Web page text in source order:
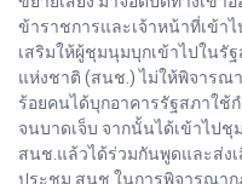
ข้าราชการและเจ้าหน้าที่เข้า
เสริมให้ผู้ชุมนุมบุกเข้าไปใน
แห่งชาติ (สนช.) ไม่ให้พิจารณ
ร้อยคนได้บุกอาคารรัฐสภาใช้
จนบาดเจ็บ จากนั้นได้เข้าไป
สนช.แล้วได้ร่วมกันพูดและส่ง
ประชุม สนช.ในการพิจารณาก